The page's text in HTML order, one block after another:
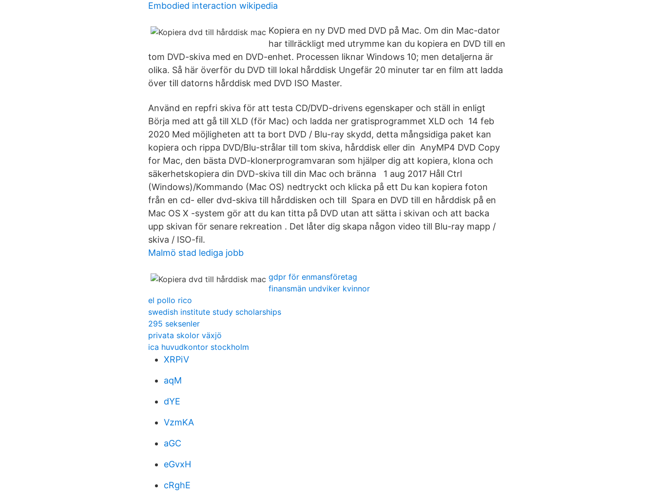
Embodied interaction wikipedia
Kopiera en ny DVD med DVD på Mac. Om din Mac-dator
har tillräckligt med utrymme kan du kopiera en DVD till en
tom DVD-skiva med en DVD-enhet. Processen liknar Windows 10; men detaljerna är
olika. Så här överför du DVD till lokal hårddisk Ungefär 20 minuter tar en film att ladda
över till datorns hårddisk med DVD ISO Master.
Använd en repfri skiva för att testa CD/DVD-drivens egenskaper och ställ in enligt
Börja med att gå till XLD (för Mac) och ladda ner gratisprogrammet XLD och 14 feb
2020 Med möjligheten att ta bort DVD / Blu-ray skydd, detta mångsidiga paket kan
kopiera och rippa DVD/Blu-strålar till tom skiva, hårddisk eller din AnyMP4 DVD Copy
for Mac, den bästa DVD-klonerprogramvaran som hjälper dig att kopiera, klona och
säkerhetskopiera din DVD-skiva till din Mac och bränna 1 aug 2017 Håll Ctrl
(Windows)/Kommando (Mac OS) nedtryckt och klicka på ett Du kan kopiera foton
från en cd- eller dvd-skiva till hårddisken och till Spara en DVD till en hårddisk på en
Mac OS X -system gör att du kan titta på DVD utan att sätta i skivan och att backa
upp skivan för senare rekreation . Det låter dig skapa någon video till Blu-ray mapp /
skiva / ISO-fil.
Malmö stad lediga jobb
gdpr för enmansföretag
finansmän undviker kvinnor
el pollo rico
swedish institute study scholarships
295 seksenler
privata skolor växjö
ica huvudkontor stockholm
XRPiV
aqM
dYE
VzmKA
aGC
eGvxH
cRghE